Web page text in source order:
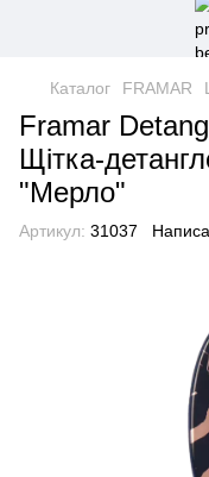
Каталог FRAMAR
Framar
Щітка-
"Мерло"
Артикул: 31037